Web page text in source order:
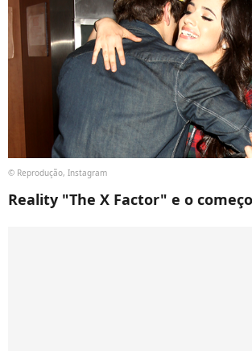
© Reprodução, Instagram
Reality "The X Factor" e o